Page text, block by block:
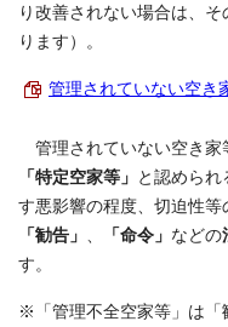
り改善されない場合は、
ります）。
管理されていない空き
管理されていない空き家
「特定空家等」 と認められ
す悪影響の程度、切迫性等
「勧告」 、 「命令」 などの
す。
※「管理不全空家等」は「